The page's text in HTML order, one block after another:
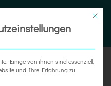
Instagram
Xing
Einige von ihnen sind essenziell,
und Ihre Erfahrung zu